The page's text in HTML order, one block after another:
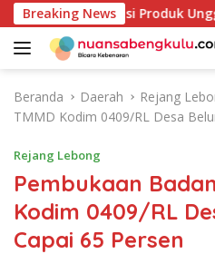
a
Breaking News
Potensi Produk
Beranda Daerah Rejang
TMMD Kodim 0409/RL Desa
Rejang Lebong
Pembukaan
Kodim 0409/RL
Capai 65 Persen